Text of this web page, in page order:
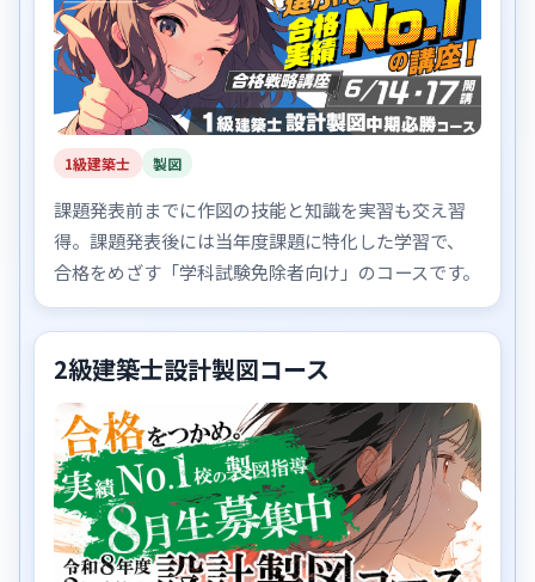
1級建築士 製図
課題発表前までに作図の技能と知識を実習も交え習
得。課題発表後には当年度課題に特化した学習で、
合格をめざす「学科試験免除者向け」のコースです。
2級建築士設計製図コース